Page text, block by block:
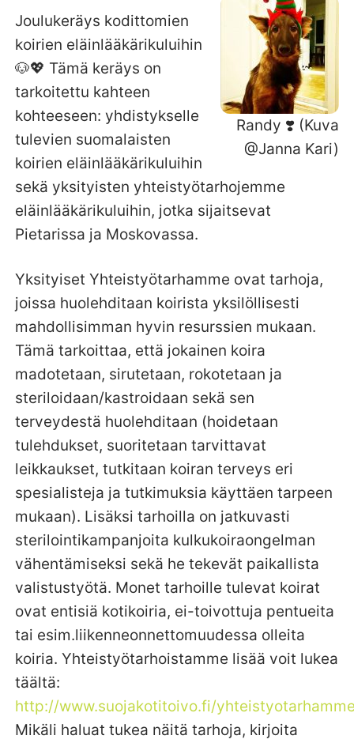
Randy ❣️ (Kuva
@Janna Kari)
Joulukeräys kodittomien
koirien eläinlääkärikuluihin
🐶💖 Tämä keräys on
tarkoitettu kahteen
kohteeseen: yhdistykselle
tulevien suomalaisten
koirien eläinlääkärikuluihin
sekä yksityisten yhteistyötarhojemme
eläinlääkärikuluihin, jotka sijaitsevat
Pietarissa ja Moskovassa.
Yksityiset Yhteistyötarhamme ovat tarhoja,
joissa huolehditaan koirista yksilöllisesti
mahdollisimman hyvin resurssien mukaan.
Tämä tarkoittaa, että jokainen koira
madotetaan, sirutetaan, rokotetaan ja
steriloidaan/kastroidaan sekä sen
terveydestä huolehditaan (hoidetaan
tulehdukset, suoritetaan tarvittavat
leikkaukset, tutkitaan koiran terveys eri
spesialisteja ja tutkimuksia käyttäen tarpeen
mukaan). Lisäksi tarhoilla on jatkuvasti
sterilointikampanjoita kulkukoiraongelman
vähentämiseksi sekä he tekevät paikallista
valistustyötä. Monet tarhoille tulevat koirat
ovat entisiä kotikoiria, ei-toivottuja pentueita
tai esim.liikenneonnettomuudessa olleita
koiria. Yhteistyötarhoistamme lisää voit lukea
täältä:
http://www.suojakotitoivo.fi/
Mikäli haluat tukea näitä tarhoja, kirjoita